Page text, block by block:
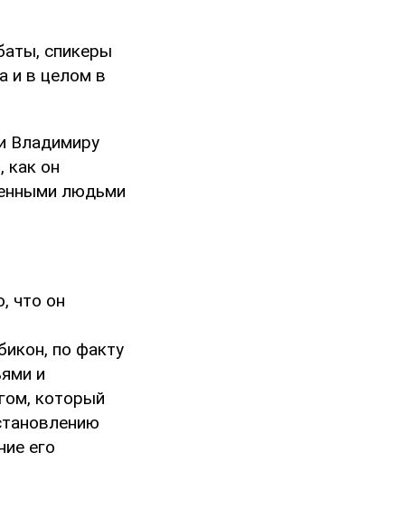
спикеры
и в целом в
Владимиру
как он
людьми
что он
по факту
и
который
его